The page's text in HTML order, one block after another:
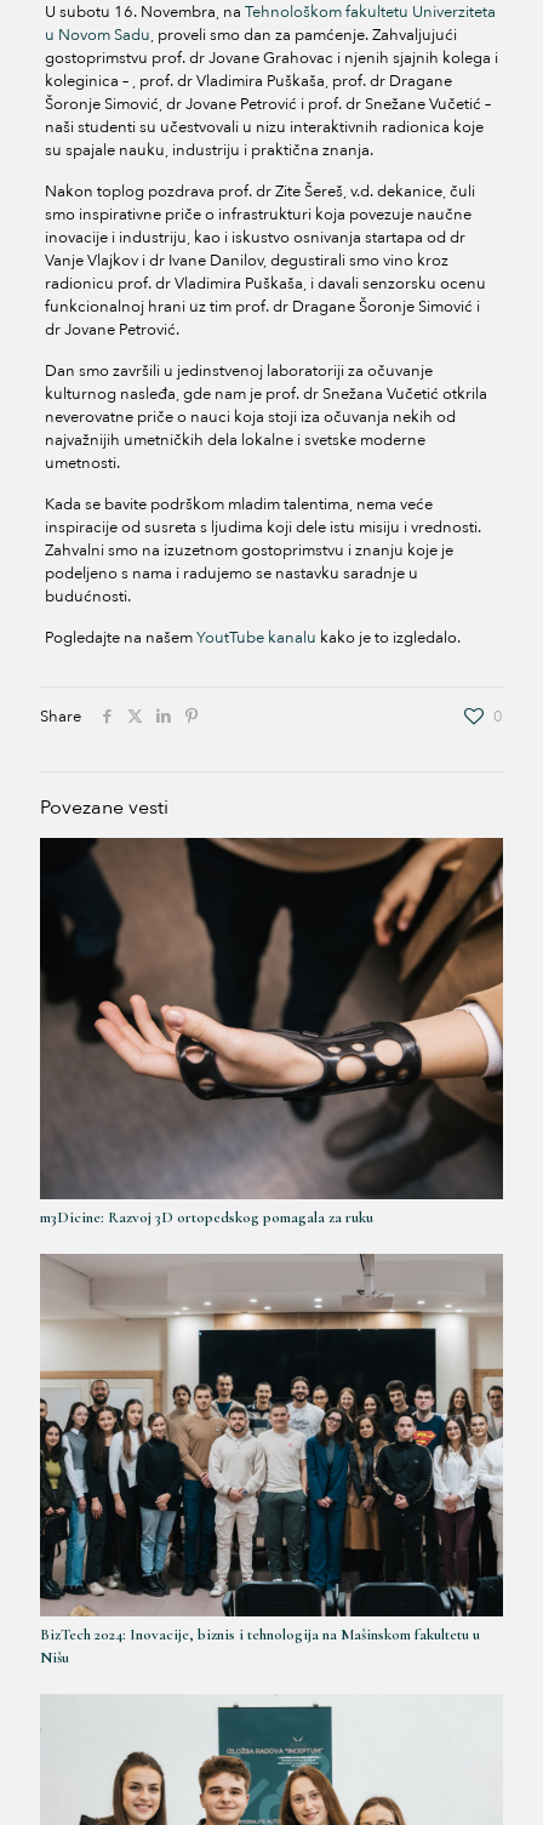
U subotu 16. Novembra, na Tehnološkom fakultetu Univerziteta
u Novom Sadu, proveli smo dan za pamćenje. Zahvaljujući
gostoprimstvu prof. dr Jovane Grahovac i njenih sjajnih kolega i
koleginica – , prof. dr Vladimira Puškaša, prof. dr Dragane
Šoronje Simović, dr Jovane Petrović i prof. dr Snežane Vučetić –
naši studenti su učestvovali u nizu interaktivnih radionica koje
su spajale nauku, industriju i praktična znanja.
Nakon toplog pozdrava prof. dr Zite Šereš, v.d. dekanice, čuli
smo inspirativne priče o infrastrukturi koja povezuje naučne
inovacije i industriju, kao i iskustvo osnivanja startapa od dr
Vanje Vlajkov i dr Ivane Danilov, degustirali smo vino kroz
radionicu prof. dr Vladimira Puškaša, i davali senzorsku ocenu
funkcionalnoj hrani uz tim prof. dr Dragane Šoronje Simović i
dr Jovane Petrović.
Dan smo završili u jedinstvenoj laboratoriji za očuvanje
kulturnog nasleđa, gde nam je prof. dr Snežana Vučetić otkrila
neverovatne priče o nauci koja stoji iza očuvanja nekih od
najvažnijih umetničkih dela lokalne i svetske moderne
umetnosti.
Kada se bavite podrškom mladim talentima, nema veće
inspiracije od susreta s ljudima koji dele istu misiju i vrednosti.
Zahvalni smo na izuzetnom gostoprimstvu i znanju koje je
podeljeno s nama i radujemo se nastavku saradnje u
budućnosti.
Pogledajte na našemYoutTube kanalu kako je to izgledalo.
Share 0
Povezane vesti
m3Dicine: Razvoj 3D ortopedskog pomagala za ruku
BizTech 2024: Inovacije, biznis i tehnologija na Mašinskom fakultetu u
Nišu